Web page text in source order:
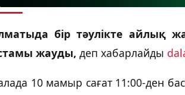
бір тәулікте айлық
жауды, деп хабарлайды
10 мамыр сағат 11:00-ден